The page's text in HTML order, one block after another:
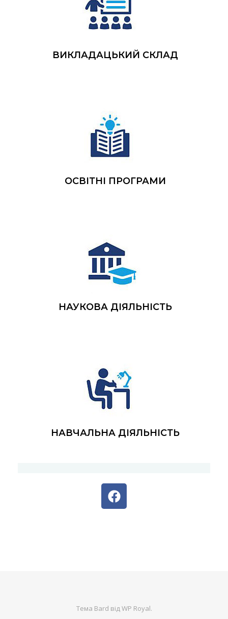
ВИКЛАДАЦЬКИЙ СКЛАД
ОСВІТНІ ПРОГРАМИ
НАУКОВА ДІЯЛЬНІСТЬ
НАВЧАЛЬНА ДІЯЛЬНІСТЬ
Тема Bard відWP Royal.